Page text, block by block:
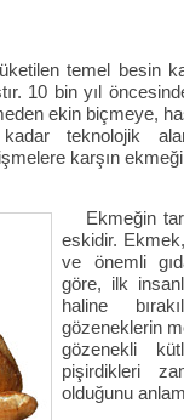
temel besin
10 bin yıl
ekin biçmeye,
teknolojik
karşın
Ekmeğin
eskidir.
ve önemli
göre, ilk
haline
gözeneklerin
gözenekli
pişirdikleri
olduğunu